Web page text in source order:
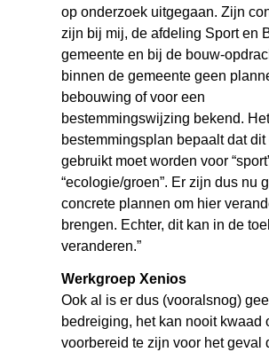
op onderzoek uitgegaan. Zijn
zijn bij mij, de afdeling Sport en
gemeente en bij de bouw-
binnen de gemeente geen
bebouwing of voor een
bestemmingswijzing bekend.
bestemmingsplan bepaalt dat dit
gebruikt moet worden voor
“ecologie/groen”. Er zijn dus nu
concrete plannen om hier
brengen. Echter, dit kan in de
veranderen.”
Werkgroep Xenios
Ook al is er dus (vooralsnog)
bedreiging, het kan nooit kwaad
voorbereid te zijn voor het geval